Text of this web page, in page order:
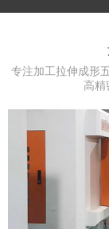
专注加工拉伸成形
高精